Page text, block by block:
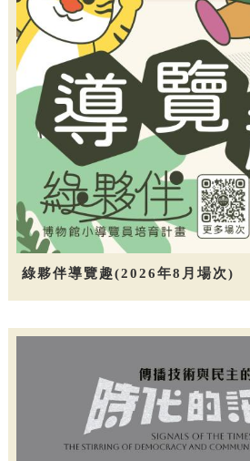
綠夥伴導覽趣(2026年8月場次)